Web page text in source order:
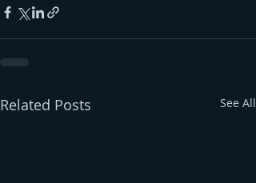
Related Posts See All